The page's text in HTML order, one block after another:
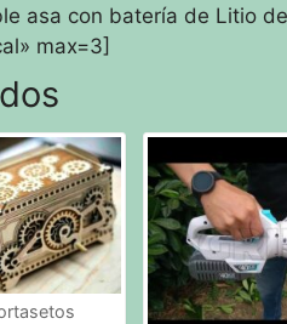
asa con batería de Litio
max=3]